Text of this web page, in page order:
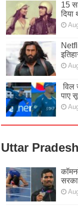
15
दिया
विल
पाए
Uttar Pradesh